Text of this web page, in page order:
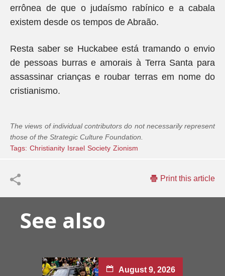
errônea de que o judaísmo rabínico e a cabala
existem desde os tempos de Abraão.
Resta saber se Huckabee está tramando o envio
de pessoas burras e amorais à Terra Santa para
assassinar crianças e roubar terras em nome do
cristianismo.
The views of individual contributors do not necessarily represent
those of the Strategic Culture Foundation.
Tags: Christianity Israel Society Zionism
Print this article
See also
August 9, 2026